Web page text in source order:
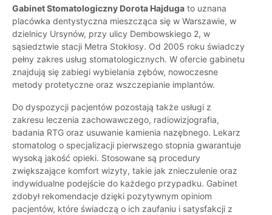
Gabinet Stomatologiczny Dorota Hajduga to uznana
placówka dentystyczna mieszcząca się w Warszawie, w
dzielnicy Ursynów, przy ulicy Dembowskiego 2, w
sąsiedztwie stacji Metra Stokłosy. Od 2005 roku świadczy
pełny zakres usług stomatologicznych. W ofercie gabinetu
znajdują się zabiegi wybielania zębów, nowoczesne
metody protetyczne oraz wszczepianie implantów.
Do dyspozycji pacjentów pozostają także usługi z
zakresu leczenia zachowawczego, radiowizjografia,
badania RTG oraz usuwanie kamienia nazębnego. Lekarz
stomatolog o specjalizacji pierwszego stopnia gwarantuje
wysoką jakość opieki. Stosowane są procedury
zwiększające komfort wizyty, takie jak znieczulenie oraz
indywidualne podejście do każdego przypadku. Gabinet
zdobył rekomendacje dzięki pozytywnym opiniom
pacjentów, które świadczą o ich zaufaniu i satysfakcji z